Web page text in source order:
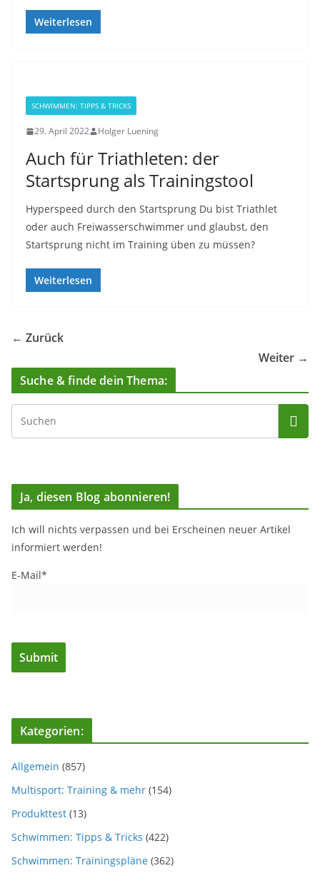
Weiterlesen
SCHWIMMEN: TIPPS & TRICKS
29. April 2022 Holger Luening
Auch für Triathleten: der
Startsprung als Trainingstool
Hyperspeed durch den Startsprung Du bist Triathlet
oder auch Freiwasserschwimmer und glaubst, den
Startsprung nicht im Training üben zu müssen?
Weiterlesen
← Zurück
Weiter →
Suche & finde dein Thema:
Ja, diesen Blog abonnieren!
Ich will nichts verpassen und bei Erscheinen neuer Artikel
informiert werden!
E-Mail*
Kategorien:
Allgemein (857)
Multisport: Training & mehr (154)
Produkttest (13)
Schwimmen: Tipps & Tricks (422)
Schwimmen: Trainingspläne (362)